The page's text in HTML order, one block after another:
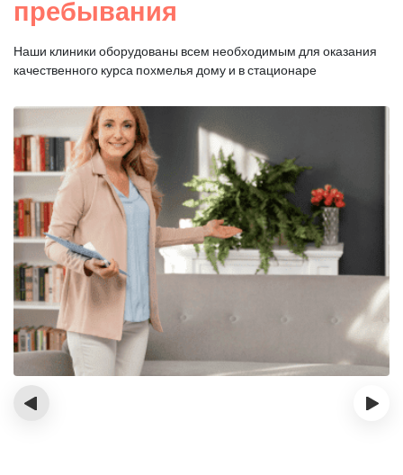
пребывания
Наши клиники оборудованы всем необходимым для оказания
качественного курса похмелья дому и в стационаре
‹ ›